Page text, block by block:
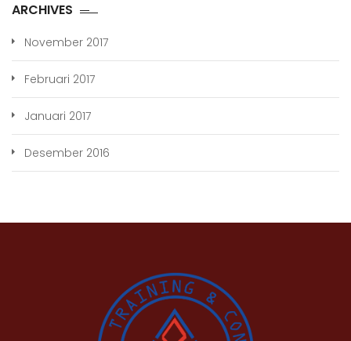
ARCHIVES
November 2017
Februari 2017
Januari 2017
Desember 2016